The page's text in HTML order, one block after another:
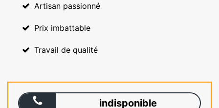
Artisan passionné
Prix imbattable
Travail de qualité
indisponible